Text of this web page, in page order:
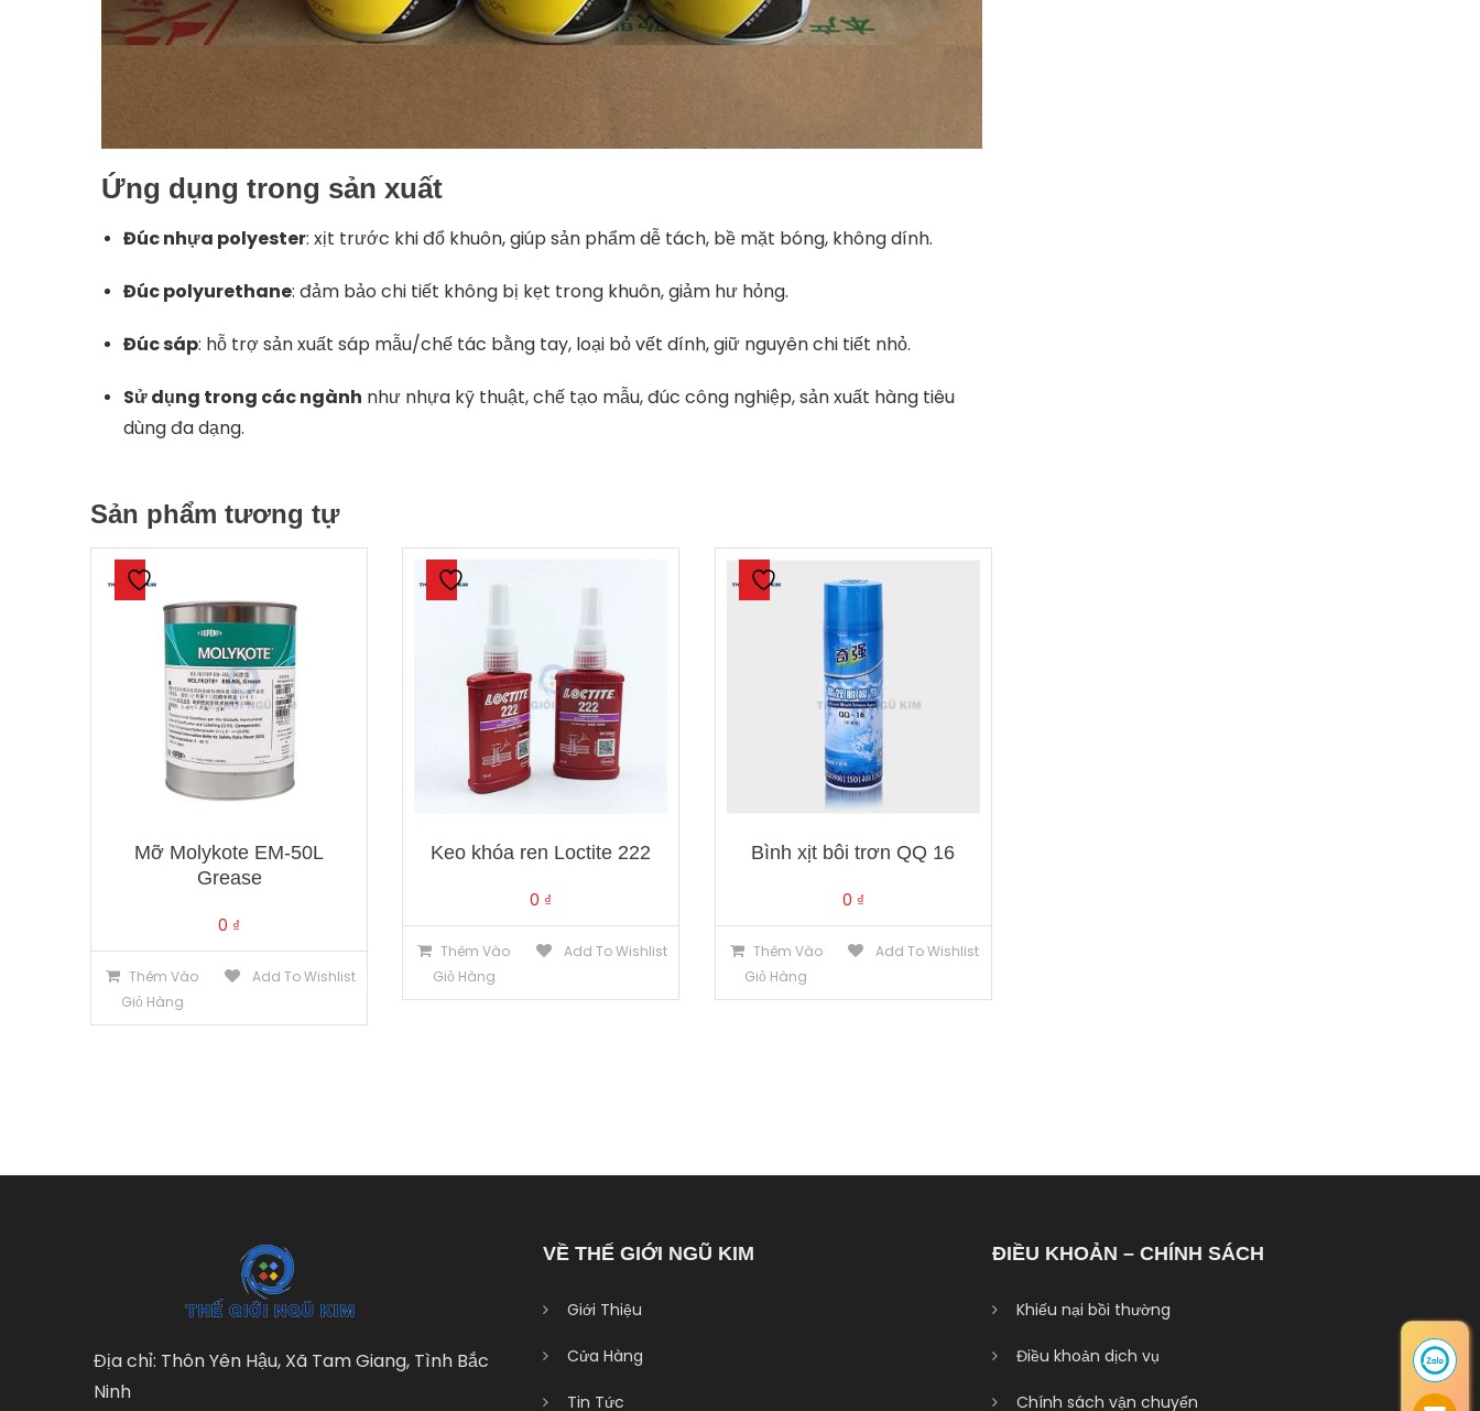
Ứng dụng trong sản xuất
Đúc nhựa polyester: xịt trước khi đổ khuôn, giúp sản phẩm dễ tách, bề mặt bóng, không dính.
Đúc polyurethane: đảm bảo chi tiết không bị kẹt trong khuôn, giảm hư hỏng.
Đúc sáp: hỗ trợ sản xuất sáp mẫu/chế tác bằng tay, loại bỏ vết dính, giữ nguyên chi tiết nhỏ.
Sử dụng trong các ngành như nhựa kỹ thuật, chế tạo mẫu, đúc công nghiệp, sản xuất hàng tiêu
dùng đa dạng.
Sản phẩm tương tự
Mỡ Molykote EM-50L
Grease
0 ₫
Thêm Vào
Giỏ Hàng
Add To Wishlist
Keo khóa ren Loctite 222
0 ₫
Thêm Vào
Giỏ Hàng
Add To Wishlist
Bình xịt bôi trơn QQ 16
0 ₫
Thêm Vào
Giỏ Hàng
Add To Wishlist
Địa chỉ: Thôn Yên Hậu, Xã Tam Giang, Tình Bắc
Ninh
VỀ THẾ GIỚI NGŨ KIM
Giới Thiệu
Cửa Hàng
Tin Tức
ĐIỀU KHOẢN – CHÍNH SÁCH
Khiếu nại bồi thường
Điều khoản dịch vụ
Chính sách vận chuyển